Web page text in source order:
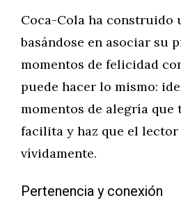
Coca-Cola ha construido
basándose en asociar su
momentos de felicidad
puede hacer lo mismo:
momentos de alegría
facilita y haz que el
vívidamente.
Pertenencia y conexión